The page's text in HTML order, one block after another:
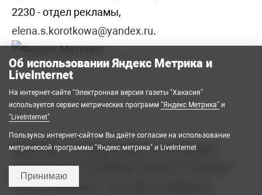
2230 - отдел рекламы,
elena.s.korotkowa@yandex.ru.
2008-2026 © Государственное автономное
учреждение Республики Хакасия «Редакция
газеты «Хакасия». Все права защищены.
Об использовании Яндекс Метрика и
LiveInternet
На интернет-сайте "Электронная версия газеты "Хакасия"
используется сервис метрических программ "Яндекс Метрика" и
"LiveInternet"
Пользуясь интернет-сайтом Вы даёте согласие на использование
метрической программы "Яндекс метрика" и LiveInternet
Принимаю